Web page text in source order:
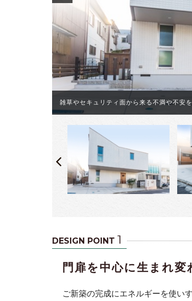
雑草やセキュリティ面から来る不満や不安
DESIGN POINT 1
門扉を中心に生まれ
ご新築の完成にエネルギーを使い